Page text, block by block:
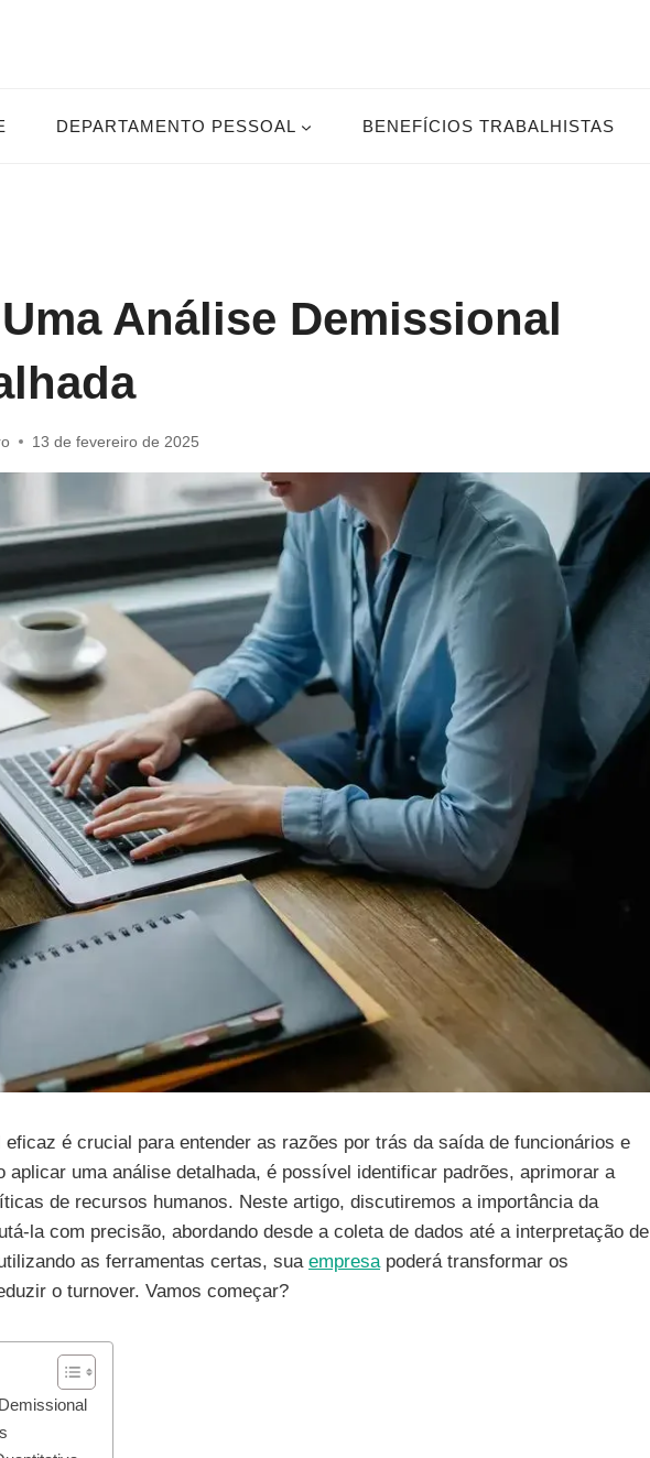
DEPARTAMENTO PESSOAL BENEFÍCIOS TRABALHISTAS
Análise Demissional
13 de fevereiro de 2025
é crucial para entender as razões por trás da saída de funcionários e
aplicar uma análise detalhada, é possível identificar padrões, aprimorar a
de recursos humanos. Neste artigo, discutiremos a importância da
la com precisão, abordando desde a coleta de dados até a interpretação de
as ferramentas certas, sua empresa poderá transformar os
o turnover. Vamos começar?